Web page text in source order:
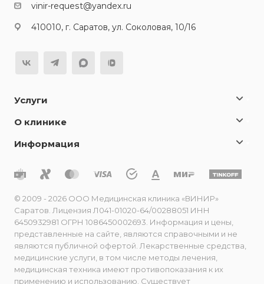
vinir-request@yandex.ru
410010, г. Саратов, ул. Соколовая, 10/16
Услуги
О клинике
Информация
© 2009 - 2026 ООО Медицинская клиника «ВИНИР»
Саратов. Лицензия Л041-01020-64/00288051 ИНН
6450932981 ОГРН 1086450002693. Информация и цены,
представленные на сайте, являются справочными и не
являются публичной офертой. Лекарственные средства,
медицинские услуги, в том числе методы лечения,
медицинская техника имеют противопоказания к их
применению и использованию. Существует